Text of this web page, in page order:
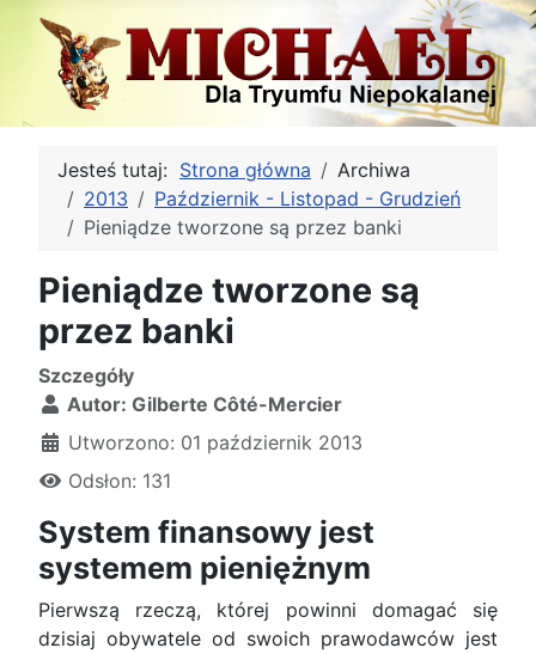
Jesteś tutaj: Strona główna
Archiwa
2013
Październik - Listopad - Grudzień
Pieniądze tworzone są przez banki
Pieniądze tworzone są
przez banki
Szczegóły
Autor: Gilberte Côté-Mercier
Utworzono: 01 październik 2013
Odsłon: 131
System finansowy jest
systemem pieniężnym
Pierwszą rzeczą, której powinni domagać się
dzisiaj obywatele od swoich prawodawców jest